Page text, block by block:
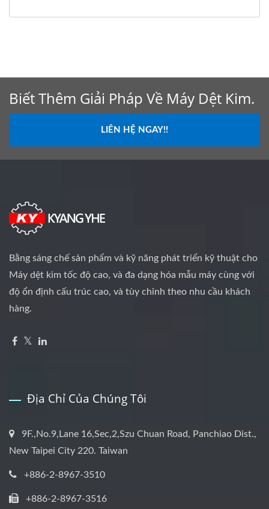
Biết Thêm Giải Pháp Về Máy Dệt Kim.
LIÊN HỆ NGAY!!
Bằng sáng chế sản phẩm và kỹ năng phát triển kỹ thuật cho
Máy dệt kim tốc độ cao, và đa dạng hóa mẫu máy cùng với
độ ổn định cấu trúc cao, và tùy chỉnh theo nhu cầu khách
hàng.
Địa Chỉ Của Chúng Tôi
9F.,No.9,Lane 16,Sec,2,Szu Chuan Road, Panchiao Dist.,
New Taipei City 220. Taiwan
+886-2-8967-3510
+886-2-8967-3516